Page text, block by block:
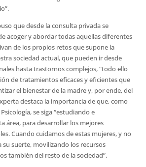
que desde la consulta privada se
acoger y abordar todas aquellas diferentes
de los propios retos que supone la
sociedad actual, que pueden ir desde
hasta trastornos complejos, “todo ello
de tratamientos eficaces y eficientes que
el bienestar de la madre y, por ende, del
destaca la importancia de que, como
se siga “estudiando e
área, para desarrollar los mejores
Cuando cuidamos de estas mujeres, y no
su suerte, movilizando los recursos
también del resto de la sociedad”.